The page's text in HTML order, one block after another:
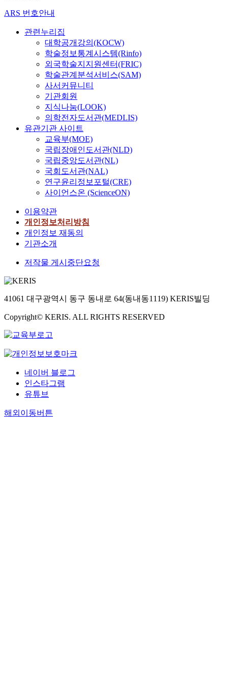
ARS 번호안내
관련누리집
대학공개강의(KOCW)
학술정보통계시스템(Rinfo)
외국학술지지원센터(FRIC)
학술관계분석서비스(SAM)
사서커뮤니티
기관회원
지식나눔(LOOK)
의학전자도서관(MEDLIS)
유관기관 사이트
교육부(MOE)
국립장애인도서관(NLD)
국립중앙도서관(NL)
국회도서관(NAL)
연구윤리정보포털(CRE)
사이언스온 (ScienceON)
이용약관
개인정보처리방침
개인정보 재동의
기관소개
저작물 게시중단요청
41061 대구광역시 동구 동내로 64(동내동1119) KERIS빌딩
Copyright© KERIS. ALL RIGHTS RESERVED
네이버 블로그
인스타그램
유튜브
해외이동버튼